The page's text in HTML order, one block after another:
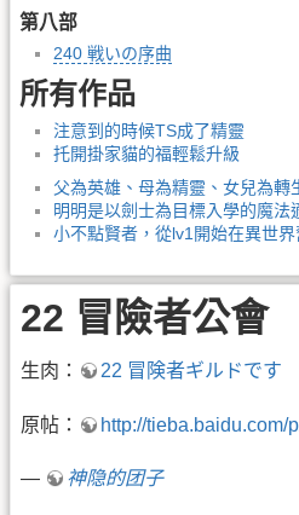
第八部
240 戦いの序曲
所有作品
注意到的時候TS成了精靈
托開掛家貓的福輕鬆升級
父為英雄、母為精靈、女兒為轉
明明是以劍士為目標入學的魔法
小不點賢者，從lv1開始在異世界
22 冒險者公會
生肉： 22 冒険者ギルドです
原帖： http://tieba.baidu.com/
— 神隐的团子